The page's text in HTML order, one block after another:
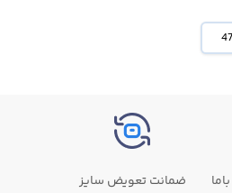
47
ضمانت تعویض سایز